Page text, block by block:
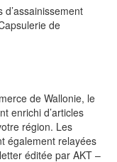
de
de Wallonie, le
enrichi d’articles
région. Les
également relayées
éditée par AKT –